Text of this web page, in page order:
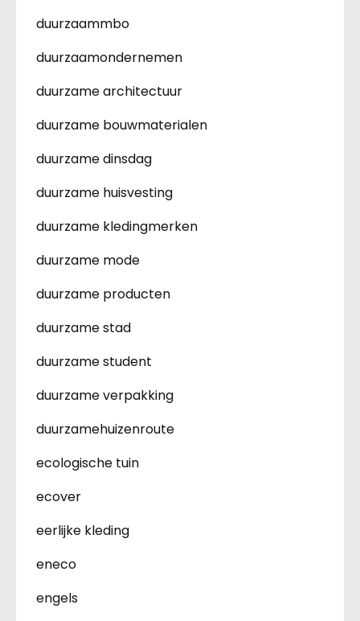
duurzaammbo
duurzaamondernemen
duurzame architectuur
duurzame bouwmaterialen
duurzame dinsdag
duurzame huisvesting
duurzame kledingmerken
duurzame mode
duurzame producten
duurzame stad
duurzame student
duurzame verpakking
duurzamehuizenroute
ecologische tuin
ecover
eerlijke kleding
eneco
engels